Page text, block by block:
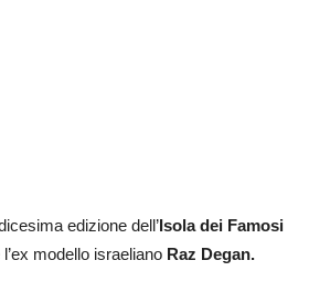
edizione dell’Isola dei Famosi
modello israeliano Raz Degan.